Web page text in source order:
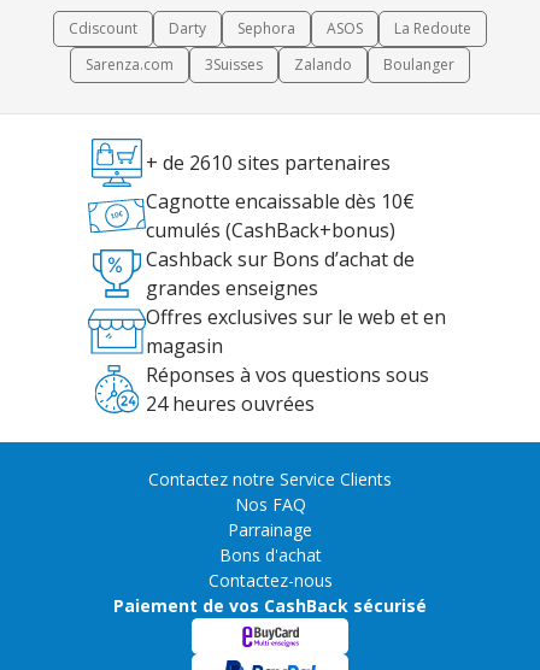
Cdiscount Darty Sephora ASOS
La Redoute
Sarenza.com
3Suisses Zalando Boulanger
+ de 2610 sites partenaires
Cagnotte encaissable dès 10€
cumulés (CashBack+bonus)
Cashback sur Bons d’achat de
grandes enseignes
Offres exclusives sur le web et en
magasin
Réponses à vos questions sous
24 heures ouvrées
Contactez notre Service Clients
Nos FAQ
Parrainage
Bons d'achat
Contactez-nous
Paiement de vos CashBack sécurisé